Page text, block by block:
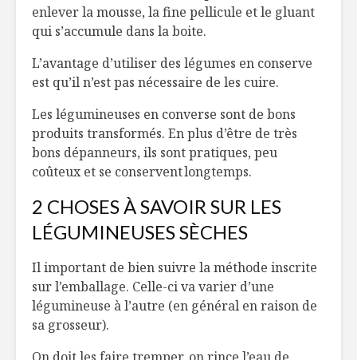
enlever la mousse, la fine pellicule et le gluant
qui s’accumule dans la boite.
L’avantage d’utiliser des légumes en conserve
est qu’il n’est pas nécessaire de les cuire.
Les légumineuses en converse sont de bons
produits transformés. En plus d’être de très
bons dépanneurs, ils sont pratiques, peu
coûteux et se conservent longtemps.
2 CHOSES À SAVOIR SUR LES
LÉGUMINEUSES SÈCHES
Il important de bien suivre la méthode inscrite
sur l’emballage. Celle-ci va varier d’une
légumineuse à l’autre (en général en raison de
sa grosseur).